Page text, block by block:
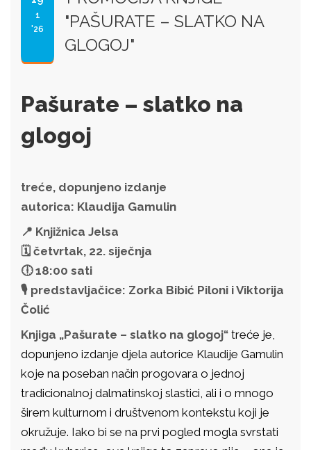
1
'26
"PAŠURATE – SLATKO NA
GLOGOJ"
Pašurate – slatko na
glogoj
treće, dopunjeno izdanje
autorica: Klaudija Gamulin
📍 Knjižnica Jelsa
🗓 četvrtak, 22. siječnja
🕕 18:00 sati
🎙 predstavljačice: Zorka Bibić Piloni i Viktorija
Čolić
Knjiga „Pašurate – slatko na glogoj“ treće je,
dopunjeno izdanje djela autorice Klaudije Gamulin
koje na poseban način progovara o jednoj
tradicionalnoj dalmatinskoj slastici, ali i o mnogo
širem kulturnom i društvenom kontekstu koji je
okružuje. Iako bi se na prvi pogled mogla svrstati